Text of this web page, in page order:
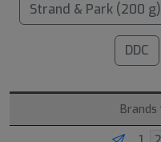
Strand & Park (200 g)
DDC
Brands